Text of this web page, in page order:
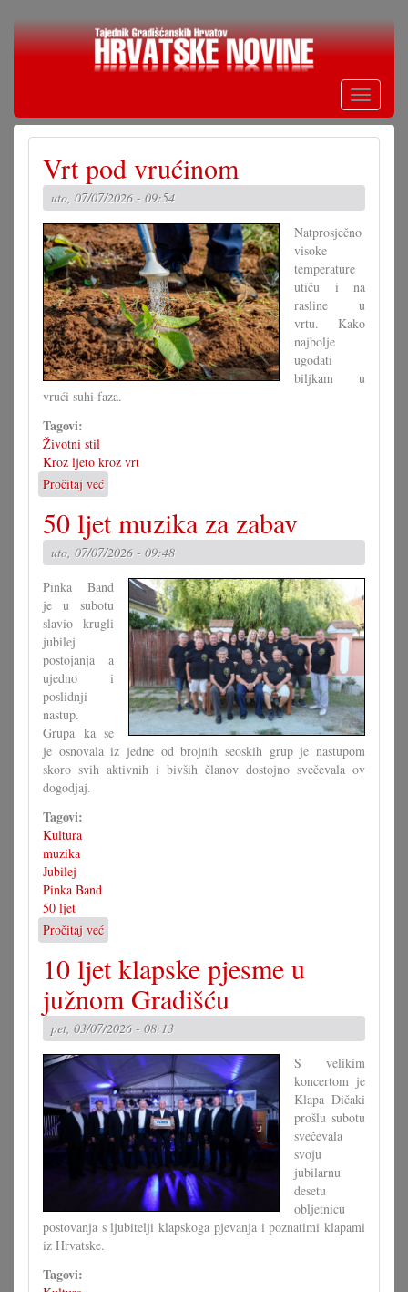
Skoči
Toggle
Vrt pod vrućinom
uto, 07/07/2026 - 09:54
Natprosječno
visoke
temperature
utiču i na
rasline u
vrtu. Kako
najbolje
ugodati
biljkam u
vrući suhi faza.
Tagovi:
Životni stil
Kroz ljeto kroz vrt
Pročitaj već
Vrt
pod
vrućinom
50 ljet muzika za zabav
uto, 07/07/2026 - 09:48
Pinka Band
je u subotu
slavio krugli
jubilej
postojanja a
ujedno i
poslidnji
nastup.
Grupa ka se
je osnovala iz jedne od brojnih seoskih grup je nastupom
skoro svih aktivnih i bivših članov dostojno svečevala ov
dogodjaj.
Tagovi:
Kultura
muzika
Jubilej
Pinka Band
50 ljet
Pročitaj već
50
ljet
muzika
za
zabav
10 ljet klapske pjesme u
južnom Gradišću
pet, 03/07/2026 - 08:13
S velikim
koncertom je
Klapa Dičaki
prošlu subotu
svečevala
svoju
jubilarnu
desetu
obljetnicu
postovanja s ljubitelji klapskoga pjevanja i poznatimi klapami
iz Hrvatske.
Tagovi: